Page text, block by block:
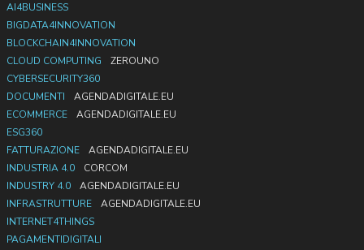
AI4BUSINESS
BIGDATA4INNOVATION
BLOCKCHAIN4INNOVATION
CLOUD COMPUTING
ZEROUNO
CYBERSECURITY360
DOCUMENTI
AGENDADIGITALE.EU
ECOMMERCE
AGENDADIGITALE.EU
ESG360
FATTURAZIONE
AGENDADIGITALE.EU
INDUSTRIA 4.0
CORCOM
INDUSTRY 4.0
AGENDADIGITALE.EU
INFRASTRUTTURE
AGENDADIGITALE.EU
INTERNET4THINGS
PAGAMENTIDIGITALI